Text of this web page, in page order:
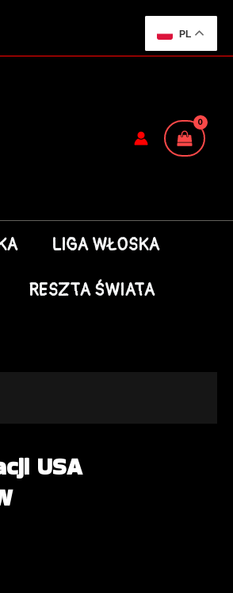
LIGA WŁOSKA
RESZTA ŚWIATA
USA
PL